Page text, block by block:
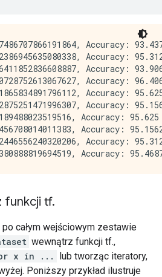
Accuracy:
Accuracy:
Accuracy:
Accuracy:
Accuracy:
Accuracy:
Accuracy: 95.625
Accuracy:
Accuracy:
funkcji tf.
całym wejściowym zestawie
wewnątrz funkcji tf.,
x in ...
lub tworząc iteratory,
Poniższy przykład ilustruje